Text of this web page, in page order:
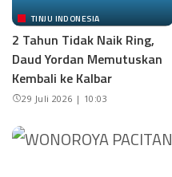
TINJU INDONESIA
2 Tahun Tidak Naik Ring,
Daud Yordan Memutuskan
Kembali ke Kalbar
29 Juli 2026 | 10:03